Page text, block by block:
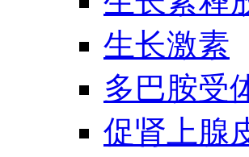
生长激素
多巴胺受
促肾上腺